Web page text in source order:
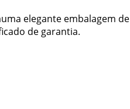
elegante embalagem de
de garantia.